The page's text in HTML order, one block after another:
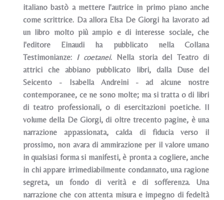
italiano bastò a mettere l'autrice in primo piano anche
come scrittrice. Da allora Elsa De Giorgi ha lavorato ad
un libro molto più ampio e di interesse sociale, che
l'editore Einaudi ha pubblicato nella Collana
Testimonianze: I coetanei. Nella storia del Teatro di
attrici che abbiano pubblicato libri, dalla Duse del
Seicento - Isabella Andreini - ad alcune nostre
contemporanee, ce ne sono molte; ma si tratta o di libri
di teatro professionali, o di esercitazioni poetiche. Il
volume della De Giorgi, di oltre trecento pagine, è una
narrazione appassionata, calda di fiducia verso il
prossimo, non avara di ammirazione per il valore umano
in qualsiasi forma si manifesti, è pronta a cogliere, anche
in chi appare irrimediabilmente condannato, una ragione
segreta, un fondo di verità e di sofferenza. Una
narrazione che con attenta misura e impegno di fedeltà